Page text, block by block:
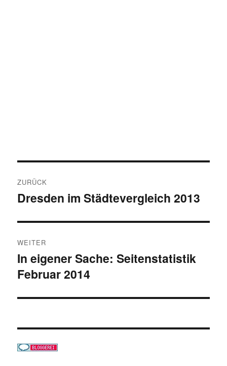
ZURÜCK
Vorheriger
Dresden im Städtevergleich 2013
WEITER
Nächster
Beitrag:
In eigener Sache: Seitenstatistik
Februar 2014